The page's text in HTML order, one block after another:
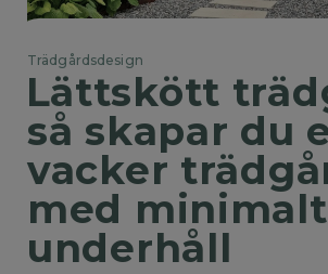
Trädgårdsdesign
Lättskött
så skapar du
vacker
med minimalt
underhåll